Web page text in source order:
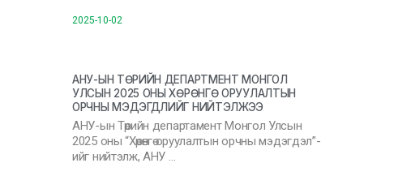
2025-10-02
АНУ-ЫН ТӨРИЙН ДЕПАРТМЕНТ МОНГОЛ
УЛСЫН 2025 ОНЫ ХӨРӨНГӨ ОРУУЛАЛТЫН
ОРЧНЫ МЭДЭГДЛИЙГ НИЙТЭЛЖЭЭ
АНУ-ын Төрийн департамент Монгол Улсын
2025 оны “Хөрөнгө оруулалтын орчны мэдэгдэл”-
ийг нийтэлж, АНУ …